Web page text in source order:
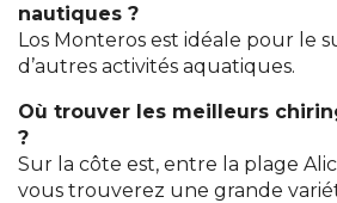
nautiques ?
Los Monteros est idéale pour le
d’autres activités aquatiques.
Où trouver les meilleurs
?
Sur la côte est, entre la plage
vous trouverez une grande